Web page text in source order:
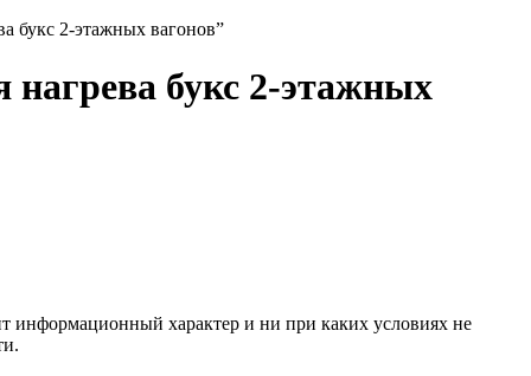
букс 2-этажных вагонов”
букс 2-этажных
информационный характер и ни при каких условиях не